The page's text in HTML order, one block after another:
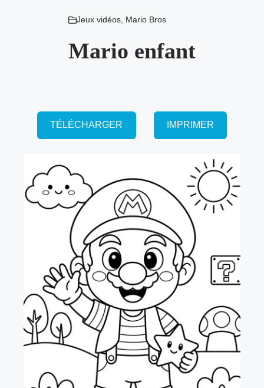
Jeux vidéos, Mario Bros
Mario enfant
TÉLÉCHARGER IMPRIMER